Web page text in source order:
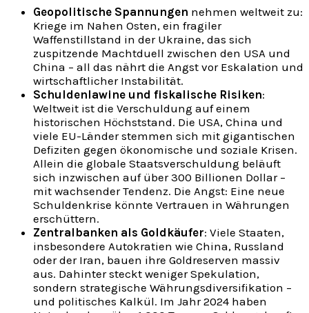
Geopolitische Spannungen nehmen weltweit zu:
Kriege im Nahen Osten, ein fragiler
Waffenstillstand in der Ukraine, das sich
zuspitzende Machtduell zwischen den USA und
China – all das nährt die Angst vor Eskalation und
wirtschaftlicher Instabilität.
Schuldenlawine und fiskalische Risiken:
Weltweit ist die Verschuldung auf einem
historischen Höchststand. Die USA, China und
viele EU-Länder stemmen sich mit gigantischen
Defiziten gegen ökonomische und soziale Krisen.
Allein die globale Staatsverschuldung beläuft
sich inzwischen auf über 300 Billionen Dollar –
mit wachsender Tendenz. Die Angst: Eine neue
Schuldenkrise könnte Vertrauen in Währungen
erschüttern.
Zentralbanken als Goldkäufer: Viele Staaten,
insbesondere Autokratien wie China, Russland
oder der Iran, bauen ihre Goldreserven massiv
aus. Dahinter steckt weniger Spekulation,
sondern strategische Währungsdiversifikation –
und politisches Kalkül. Im Jahr 2024 haben